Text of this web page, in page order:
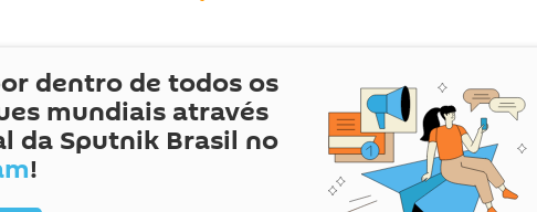
dentro de todos os
mundiais através
da Sputnik Brasil no
!